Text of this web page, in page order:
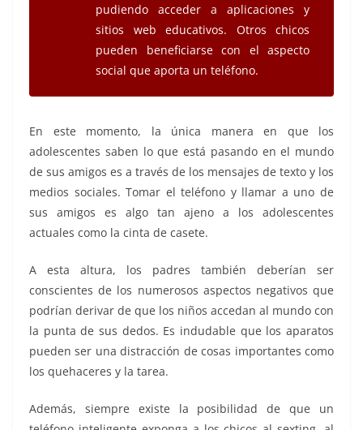
pudiendo acceder a aplicaciones y
sitios web educativos. Otros chicos
pueden beneficiarse con el aspecto
social que aporta un teléfono.
En este momento, la única manera en que los
adolescentes saben lo que está pasando en el mundo
de sus amigos es a través de los mensajes de texto y los
medios sociales. Tomar el teléfono y llamar a uno de
sus amigos es algo tan ajeno a los adolescentes
actuales como la cinta de casete.
A esta altura, los padres también deberían ser
conscientes de los numerosos aspectos negativos que
podrían derivar de que los niños accedan al mundo con
la punta de sus dedos. Es indudable que los aparatos
pueden ser una distracción de cosas importantes como
los quehaceres y la tarea.
Además, siempre existe la posibilidad de que un